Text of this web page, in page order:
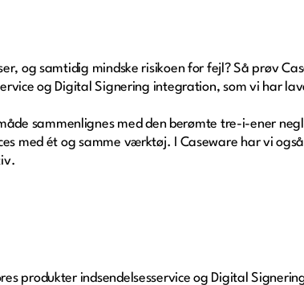
og samtidig mindske risikoen for fejl? Så prøv
og Digital Signering integration, som vi har
sammenlignes med den berømte tre-i-ener
med ét og samme værktøj. I Caseware har vi
produkter indsendelsesservice og Digital